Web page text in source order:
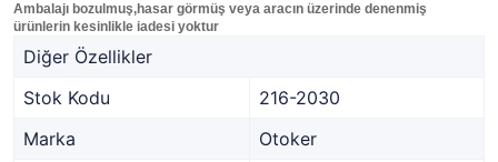
Ambalajı bozulmuş,hasar görmüş veya aracın üzerinde denenmiş
ürünlerin kesinlikle iadesi yoktur
Diğer Özellikler
Stok Kodu
216-2030
Marka
Otoker